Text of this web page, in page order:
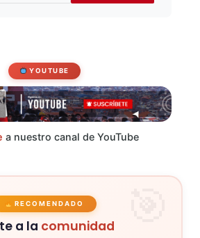
YOUTUBE
a nuestro canal de YouTube
RECOMENDADO
a la comunidad